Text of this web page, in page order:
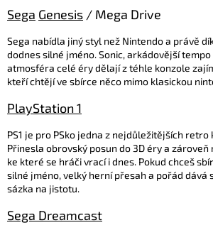
Sega Genesis / Mega Drive
Sega nabídla jiný styl než Nintendo a právě
dodnes silné jméno. Sonic, arkádovější
atmosféra celé éry dělají z téhle konzole
kteří chtějí ve sbírce něco mimo klasickou
PlayStation 1
PS1 je pro PSko jedna z nejdůležitějších retro
Přinesla obrovský posun do 3D éry a zároveň
ke které se hráči vrací i dnes. Pokud chceš
silné jméno, velký herní přesah a pořád dává
sázka na jistotu.
Sega Dreamcast